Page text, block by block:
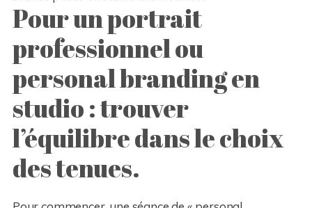
Pour un portrait
professionnel ou
personal branding en
studio : trouver
l’équilibre dans le choix
des tenues.